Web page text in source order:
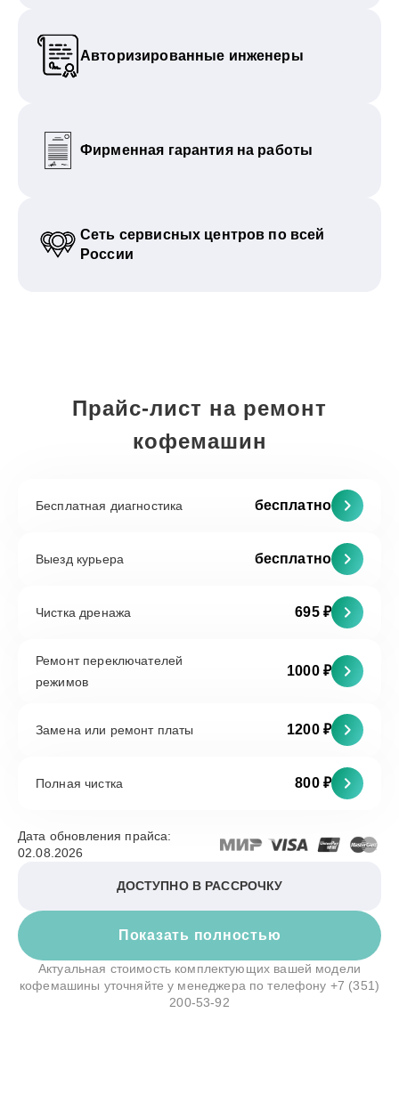
Авторизированные инженеры
Фирменная гарантия на работы
Сеть сервисных центров по всей
России
Прайс-лист на ремонт
кофемашин
Бесплатная диагностика бесплатно
Выезд курьера бесплатно
Чистка дренажа 695 ₽
Ремонт переключателей
режимов
1000 ₽
Замена или ремонт платы 1200 ₽
Полная чистка 800 ₽
Показать полностью
Дата обновления прайса:
02.08.2026
ДОСТУПНО В РАССРОЧКУ
Актуальная стоимость комплектующих вашей модели
кофемашины уточняйте у менеджера по телефону +7 (351)
200-53-92